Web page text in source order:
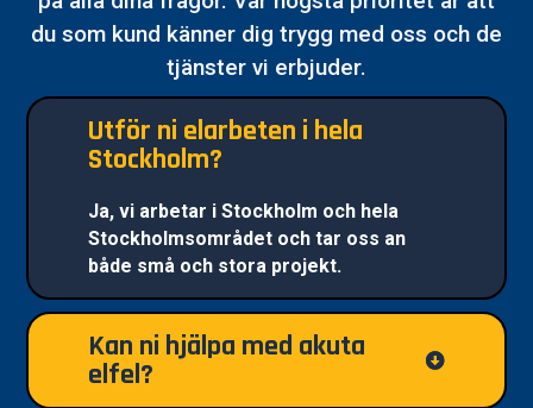
du som kund känner dig trygg med oss och de
tjänster vi erbjuder.
Utför ni elarbeten i hela
Stockholm?
Ja, vi arbetar i Stockholm och hela
Stockholmsområdet och tar oss an
både små och stora projekt.
Kan ni hjälpa med akuta
elfel?